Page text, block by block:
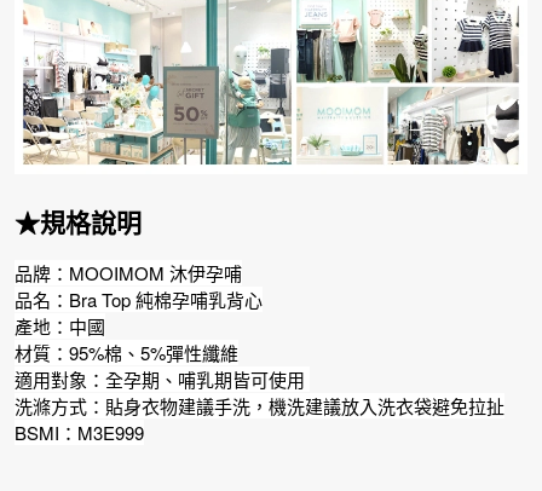
★規格說明
品牌：MOOIMOM 沐伊孕哺
品名：Bra Top 純棉孕哺乳背心
產地：中國
材質：95%棉、5%彈性纖維
適用對象：全孕期、哺乳期皆可使用
洗滌方式：貼身衣物建議手洗，機洗建議放入洗衣袋避免拉扯
BSMI：M3E999